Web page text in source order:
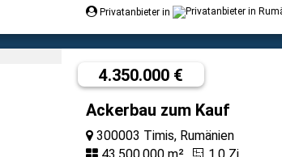
Privatanbieter in
4.350.000 €
Ackerbau zum Kauf
300003 Timis, Rumänien